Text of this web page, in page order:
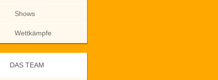
Shows
Wettkämpfe
DAS TEAM